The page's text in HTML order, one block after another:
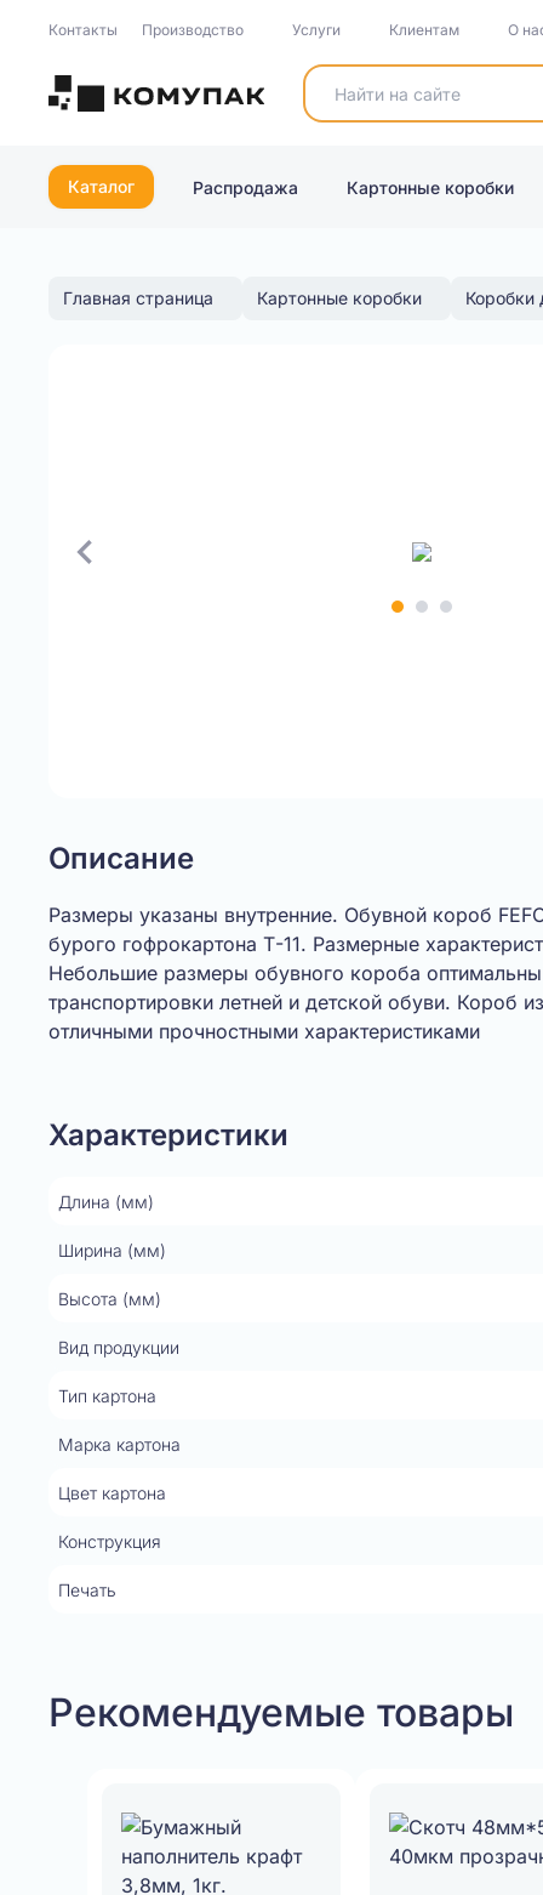
Контакты Производство Услуги Клиентам О
Каталог Распродажа Картонные коробки
Главная страница Картонные коробки Коробки
Описание
Размеры указаны внутренние. Обувной короб
бурого гофрокартона Т-11. Размерные
Небольшие размеры обувного короба
транспортировки летней и детской обуви. Короб
отличными прочностными характеристиками
Характеристики
Длина (мм)
Ширина (мм)
Высота (мм)
Вид продукции
Тип картона
Марка картона
Цвет картона
Конструкция
Печать
Рекомендуемые товары